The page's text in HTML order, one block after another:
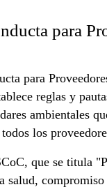
para
para
reglas y
ambientales
los
que se titula
salud,